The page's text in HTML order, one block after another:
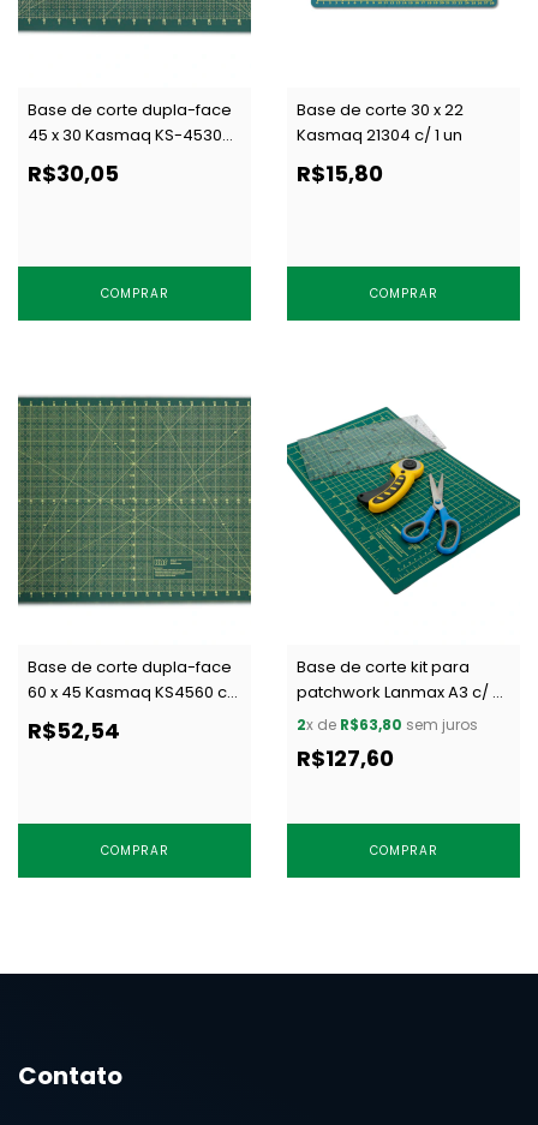
Base de corte dupla-face
45 x 30 Kasmaq KS-4530
c/ 1 un
R$30,05
COMPRAR
Base de corte 30 x 22
Kasmaq 21304 c/ 1 un
R$15,80
COMPRAR
Base de corte dupla-face
60 x 45 Kasmaq KS4560 c/
1 un
R$52,54
COMPRAR
Base de corte kit para
patchwork Lanmax A3 c/ 01
un
2x de R$63,80 sem juros
R$127,60
COMPRAR
Contato